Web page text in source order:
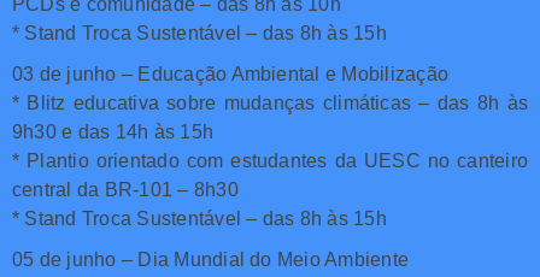
PCDs e comunidade – das 8h às 10h
* Stand Troca Sustentável – das 8h às 15h
03 de junho – Educação Ambiental e Mobilização
* Blitz educativa sobre mudanças climáticas – das 8h às
9h30 e das 14h às 15h
* Plantio orientado com estudantes da UESC no canteiro
central da BR-101 – 8h30
* Stand Troca Sustentável – das 8h às 15h
05 de junho – Dia Mundial do Meio Ambiente